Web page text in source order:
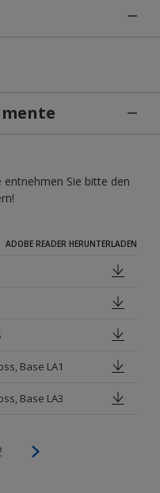
entnehmen Sie bitte den
ADOBE READER HERUNTERLADEN
Base LA1
Base LA3